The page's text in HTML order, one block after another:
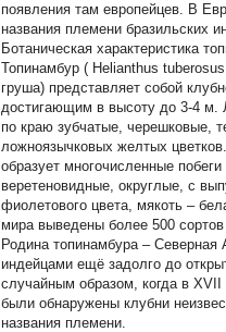
появления там европейцев. В
названия племени бразильских
Ботаническая характеристика
Топинамбур ( Helianthus tuberosus
груша) представляет собой
достигающим в высоту до 3-4 м.
по краю зубчатые, черешковые,
ложноязычковых желтых
образует многочисленные
веретеновидные, округлые, с
фиолетового цвета, мякоть –
мира выведены более 500
Родина топинамбура –
индейцами ещё задолго до
случайным образом, когда в
были обнаружены клубни
названия племени.